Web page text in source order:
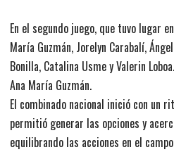
En el segundo juego, que tuvo lugar
María Guzmán, Jorelyn Carabalí,
Bonilla, Catalina Usme y Valerin
Ana María Guzmán.
El combinado nacional inició con un
permitió generar las opciones y
equilibrando las acciones en el